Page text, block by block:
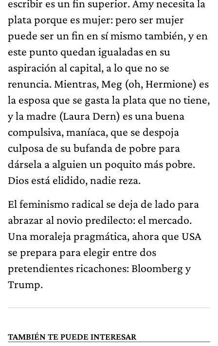
escribir es un fin superior. Amy necesita la
plata porque es mujer: pero ser mujer
puede ser un fin en sí mismo también, y en
este punto quedan igualadas en su
aspiración al capital, a lo que no se
renuncia. Mientras, Meg (oh, Hermione) es
la esposa que se gasta la plata que no tiene,
y la madre (Laura Dern) es una buena
compulsiva, maníaca, que se despoja
culposa de su bufanda de pobre para
dársela a alguien un poquito más pobre.
Dios está elidido, nadie reza.
El feminismo radical se deja de lado para
abrazar al novio predilecto: el mercado.
Una moraleja pragmática, ahora que USA
se prepara para elegir entre dos
pretendientes ricachones: Bloomberg y
Trump.
TAMBIÉN TE PUEDE INTERESAR